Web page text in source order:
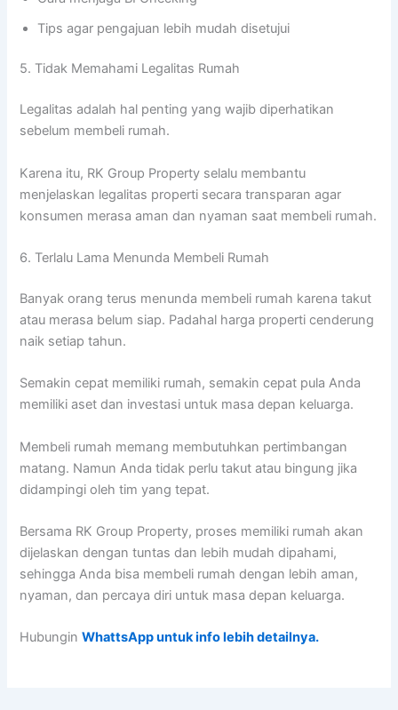
Tips agar pengajuan lebih mudah disetujui
5. Tidak Memahami Legalitas Rumah
Legalitas adalah hal penting yang wajib diperhatikan
sebelum membeli rumah.
Karena itu, RK Group Property selalu membantu
menjelaskan legalitas properti secara transparan agar
konsumen merasa aman dan nyaman saat membeli rumah.
6. Terlalu Lama Menunda Membeli Rumah
Banyak orang terus menunda membeli rumah karena takut
atau merasa belum siap. Padahal harga properti cenderung
naik setiap tahun.
Semakin cepat memiliki rumah, semakin cepat pula Anda
memiliki aset dan investasi untuk masa depan keluarga.
Membeli rumah memang membutuhkan pertimbangan
matang. Namun Anda tidak perlu takut atau bingung jika
didampingi oleh tim yang tepat.
Bersama RK Group Property, proses memiliki rumah akan
dijelaskan dengan tuntas dan lebih mudah dipahami,
sehingga Anda bisa membeli rumah dengan lebih aman,
nyaman, dan percaya diri untuk masa depan keluarga.
HubunginWhattsApp untuk info lebih detailnya.